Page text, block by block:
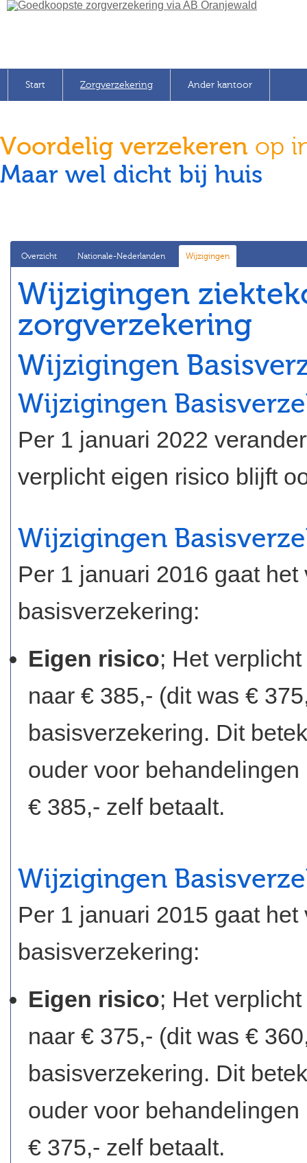
Start Zorgverzekering Ander kantoor
Voordelig verzekeren op
Maar wel dicht bij huis
Overzicht Nationale-Nederlanden Wijzigingen
Wijzigingen
zorgverzekering
Wijzigingen
Wijzigingen
Per 1 januari 2022
verplicht eigen risico blijft
Wijzigingen
Per 1 januari 2016 gaat
basisverzekering:
Eigen risico; Het
naar € 385,- (dit was €
basisverzekering. Dit
ouder voor
€ 385,- zelf betaalt.
Wijzigingen
Per 1 januari 2015 gaat
basisverzekering:
Eigen risico; Het
naar € 375,- (dit was €
basisverzekering. Dit
ouder voor
€ 375,- zelf betaalt.